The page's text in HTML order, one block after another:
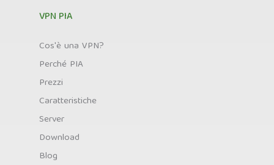
VPN PIA
Cos'è una VPN?
Perché PIA
Prezzi
Caratteristiche
Server
Download
Blog